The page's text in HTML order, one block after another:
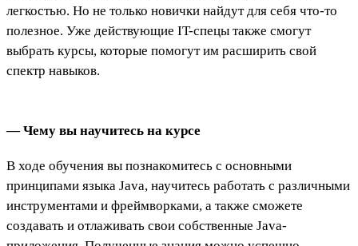
легкостью. Но не только новички найдут для себя что-то
полезное. Уже действующие IT-спецы также смогут
выбрать курсы, которые помогут им расширить свой
спектр навыков.
— Чему вы научитесь на курсе
В ходе обучения вы познакомитесь с основными
принципами языка Java, научитесь работать с различными
инструментами и фреймворками, а также сможете
создавать и отлаживать свои собственные Java-